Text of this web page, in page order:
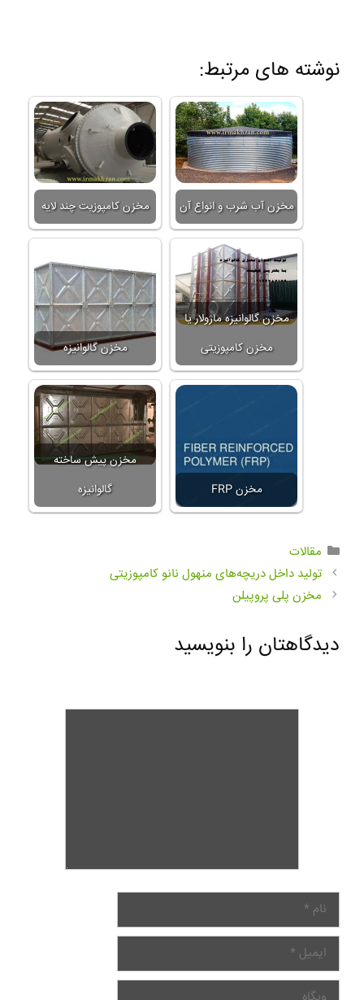
نوشته های مرتبط:
مخزن کامپوزیت چند لایه مخزن آب شرب و انواع آن
مخزن گالوانیزه
مخزن گالوانیزه ماژولار یا
مخزن کامپوزیتی
مخزن پیش ساخته
گالوانیزه
مخزن FRP
مقالات
تولید داخل دریچه‌های منهول نانو کامپوزیتی
مخزن پلی پروپیلن
دیدگاهتان را بنویسید